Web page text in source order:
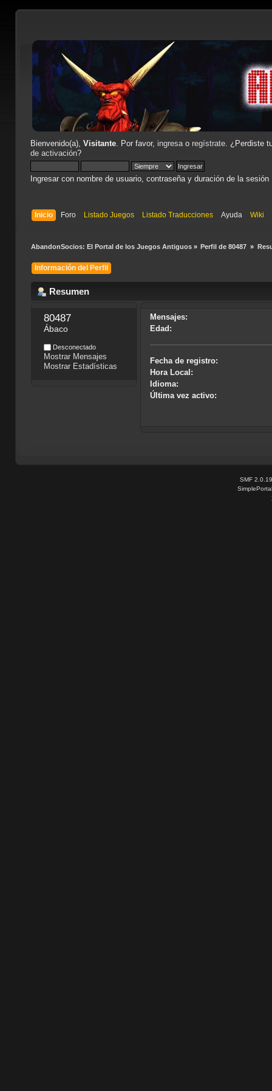
Bienvenido(a), Visitante. Por favor, ingresao regístrate. ¿Perdiste
de activación?
Ingresar con nombre de usuario, contraseña y duración de la sesión
Inicio Foro Listado Juegos Listado Traducciones Ayuda Wiki
AbandonSocios: El Portal de los Juegos Antiguos» Perfil de 80487 »
Información del Perfil
Resumen
80487
Ábaco
Desconectado
Mostrar Mensajes
Mostrar Estadísticas
Mensajes:
Edad:
Fecha de registro:
Hora Local:
Idioma:
Última vez activo:
SMF 2.0.19